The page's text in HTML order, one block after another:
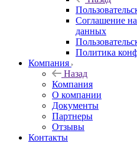
Соглашение
данных
Политика
Компания
Назад
Компания
О компании
Документы
Партнеры
Отзывы
Контакты